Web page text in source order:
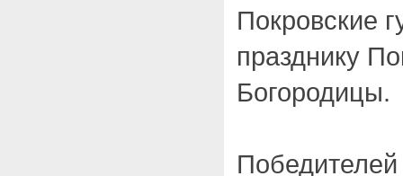
Покровские
празднику
Богородицы.